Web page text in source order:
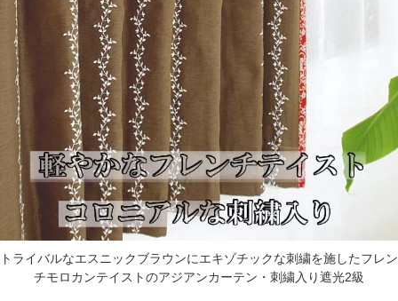
トライバルなエスニックブラウンにエキゾチックな刺繍を施したフレン
チモロカンテイストのアジアンカーテン・刺繍入り遮光2級